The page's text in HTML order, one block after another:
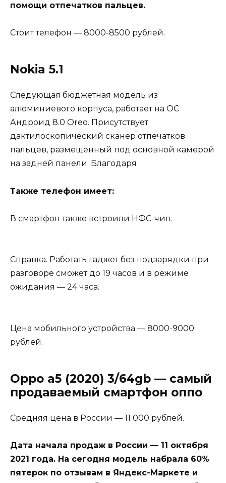
помощи отпечатков пальцев.
Стоит телефон — 8000-8500 рублей.
Nokia 5.1
Следующая бюджетная модель из
алюминиевого корпуса, работает на ОС
Андроид 8.0 Oreo. Присутствует
дактилоскопический сканер отпечатков
пальцев, размещенный под основной камерой
на задней панели. Благодаря
Также телефон имеет:
В смартфон также встроили НФС-чип.
Справка. Работать гаджет без подзарядки при
разговоре сможет до 19 часов и в режиме
ожидания — 24 часа.
Цена мобильного устройства — 8000-9000
рублей.
Oppo a5 (2020) 3/64gb — самый
продаваемый смартфон оппо
Средняя цена в России — 11 000 рублей.
Дата начала продаж в России — 11 октября
2021 года. На сегодня модель набрала 60%
пятерок по отзывам в Яндекс-Маркете и